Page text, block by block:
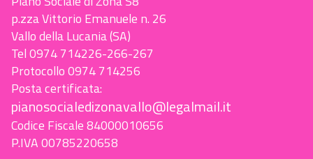
p.zza Vittorio Emanuele n. 26
Vallo della Lucania (SA)
Tel 0974 714226-266-267
Protocollo 0974 714256
Posta certificata:
pianosocialedizonavallo@legalmail.it
Codice Fiscale 84000010656
P.IVA 00785220658